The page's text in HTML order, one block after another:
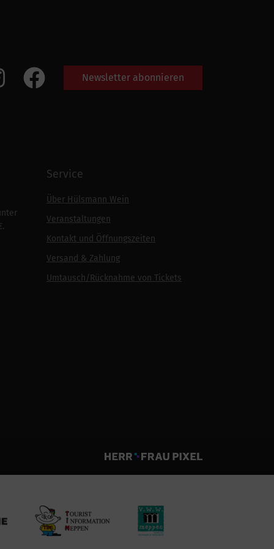
Newsletter abonnieren
Service
Über Hülsmann Wein
Veranstaltungen
Kontakt und Öffnungszeiten
Versand & Zahlung
Umtausch/Rücknahme von Tickets